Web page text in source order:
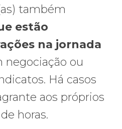
também
estão
na jornada
negociação ou
Há casos
aos próprios
horas.